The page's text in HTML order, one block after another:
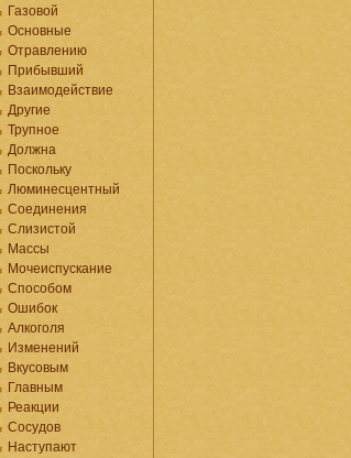
Газовой
Основные
Отравлению
Прибывший
Взаимодействие
Другие
Трупное
Должна
Поскольку
Люминесцентный
Соединения
Слизистой
Массы
Мочеиспускание
Способом
Ошибок
Алкоголя
Изменений
Вкусовым
Главным
Реакции
Сосудов
Наступают